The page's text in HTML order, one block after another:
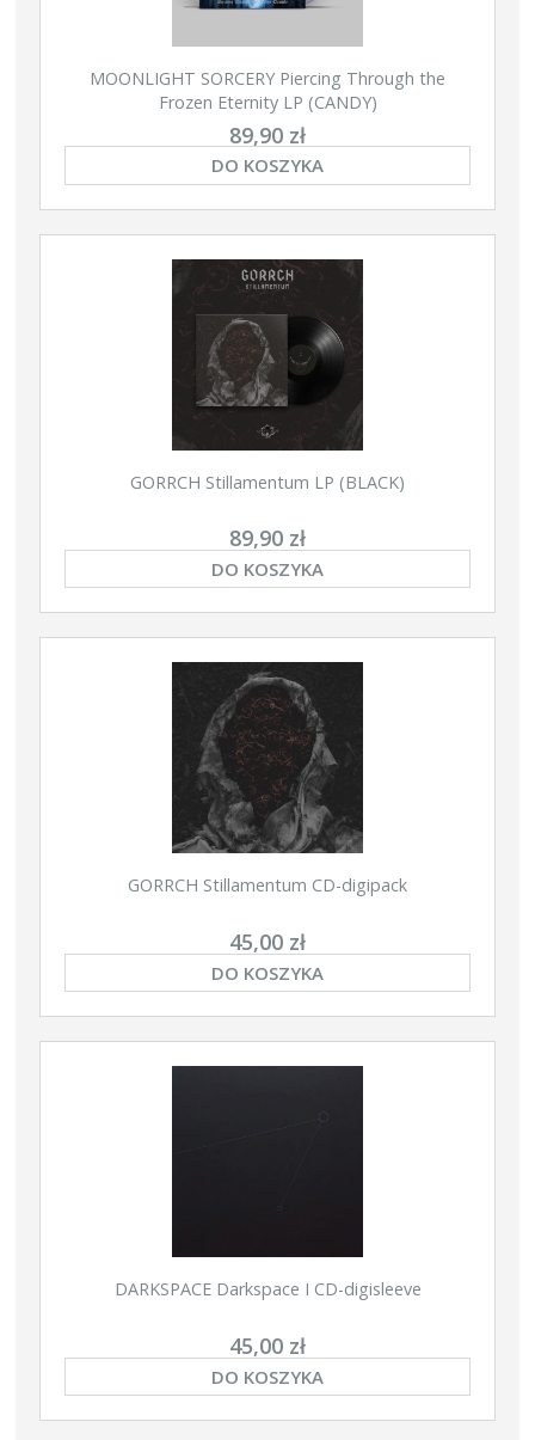
MOONLIGHT SORCERY Piercing Through the
Frozen Eternity LP (CANDY)
89,90 zł
DO KOSZYKA
GORRCH Stillamentum LP (BLACK)
89,90 zł
DO KOSZYKA
GORRCH Stillamentum CD-digipack
45,00 zł
DO KOSZYKA
DARKSPACE Darkspace I CD-digisleeve
45,00 zł
DO KOSZYKA